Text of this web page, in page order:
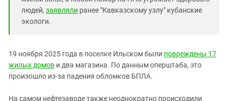
людей, заявляли ранее "Кавказскому узлу" кубанские
экологи.
19 ноября 2025 года в поселке Ильском были повреждены 17
жилых домов и два магазина. По данным оперштаба, это
произошло из-за падения обломков БПЛА.
На самом нефтезаводе также неоднократно происходили